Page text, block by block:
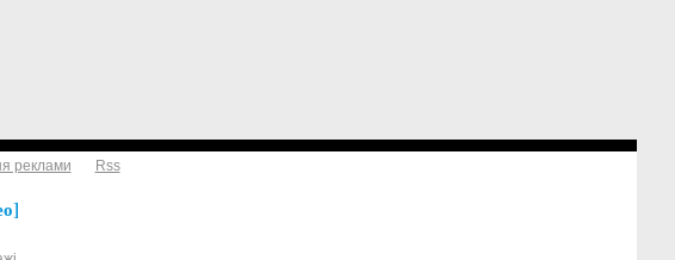
реклами Rss